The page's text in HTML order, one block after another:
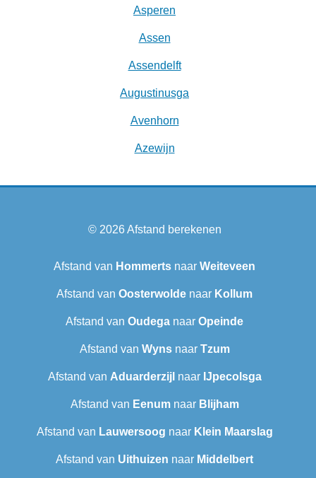
Asperen
Assen
Assendelft
Augustinusga
Avenhorn
Azewijn
© 2026Afstand berekenen
Afstand van Hommerts naar Weiteveen
Afstand van Oosterwolde naar Kollum
Afstand van Oudega naar Opeinde
Afstand van Wynsnaar Tzum
Afstand van Aduarderzijl naar IJpecolsga
Afstand van Eenumnaar Blijham
Afstand van Lauwersoog naar Klein Maarslag
Afstand van Uithuizen naar Middelbert